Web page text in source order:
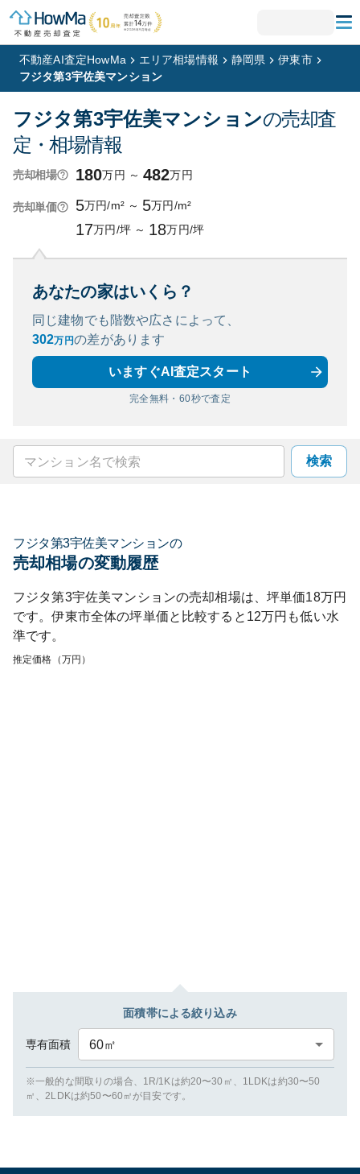
不動産AI査定HowMa エリア相場情報 静岡県
伊東市
フジタ第3宇佐美マンション
フジタ第3宇佐美マンションの売却査
定・相場情報
売却相場 180万円 ～ 482万円
売却単価 5万円/m² ～ 5万円/m²
17万円/坪 ～ 18万円/坪
あなたの家はいくら？
同じ建物でも階数や広さによって、
302万円の差があります
いますぐAI査定スタート
完全無料・60秒で査定
検索
フジタ第3宇佐美マンションの
売却相場の変動履歴
フジタ第3宇佐美マンションの売却相場は、坪単価18万円
です。伊東市全体の坪単価と比較すると 12万円も低い水
準です。
推定価格（万円）
面積帯による絞り込み
専有面積 60㎡
※一般的な間取りの場合、1R/1Kは約20〜30㎡、1LDKは約30〜50
㎡、2LDKは約50〜60㎡が目安です。